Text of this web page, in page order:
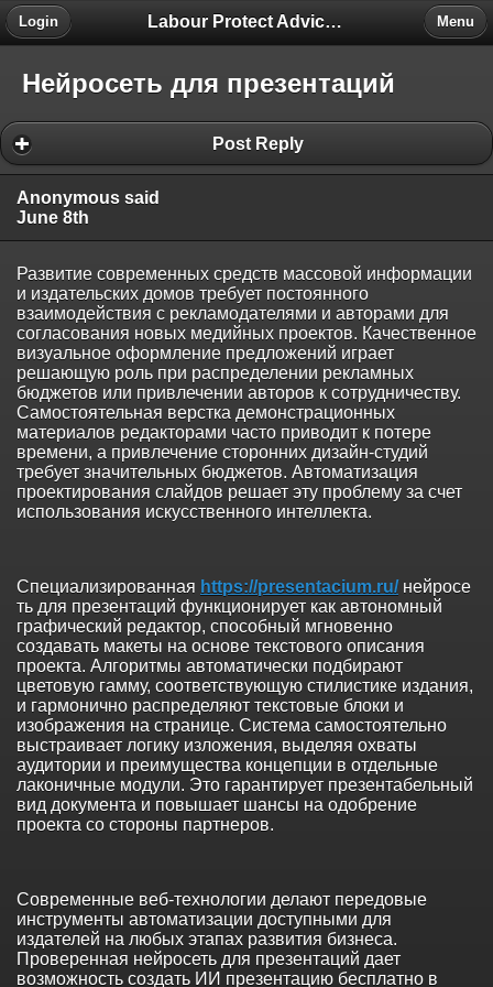
Labour Protect Advice Forum
Login Menu
Нейросеть для презентаций
Post Reply
Anonymous said
June 8th
Развитие современных средств массовой информации
и издательских домов требует постоянного
взаимодействия с рекламодателями и авторами для
согласования новых медийных проектов. Качественное
визуальное оформление предложений играет
решающую роль при распределении рекламных
бюджетов или привлечении авторов к сотрудничеству.
Самостоятельная верстка демонстрационных
материалов редакторами часто приводит к потере
времени, а привлечение сторонних дизайн-студий
требует значительных бюджетов. Автоматизация
проектирования слайдов решает эту проблему за счет
использования искусственного интеллекта.
Специализированная https://presentacium.ru/нейросе
ть для презентаций функционирует как автономный
графический редактор, способный мгновенно
создавать макеты на основе текстового описания
проекта. Алгоритмы автоматически подбирают
цветовую гамму, соответствующую стилистике издания,
и гармонично распределяют текстовые блоки и
изображения на странице. Система самостоятельно
выстраивает логику изложения, выделяя охваты
аудитории и преимущества концепции в отдельные
лаконичные модули. Это гарантирует презентабельный
вид документа и повышает шансы на одобрение
проекта со стороны партнеров.
Современные веб-технологии делают передовые
инструменты автоматизации доступными для
издателей на любых этапах развития бизнеса.
Проверенная нейросеть для презентаций дает
возможность создать ИИ презентацию бесплатно в